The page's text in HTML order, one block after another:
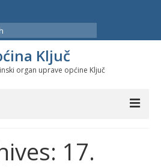
Ključ
organ uprave općine Ključ
17.